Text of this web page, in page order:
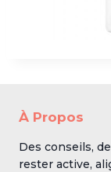
À Propos
Des conseils,
rester active,